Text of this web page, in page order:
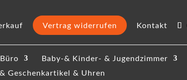
Vertrag widerrufen Kontakt
Büro Baby-& Kinder- & Jugendzimmer
Geschenkartikel & Uhren